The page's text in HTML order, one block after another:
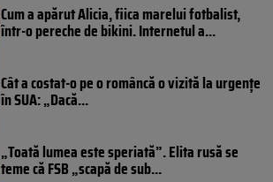
Cum a apărut Alicia, fiica marelui fotbalist,
într-o pereche de bikini. Internetul a...
Cât a costat-o pe o româncă o vizită la urgențe
în SUA: „Dacă...
„Toată lumea este speriată”. Elita rusă se
teme că FSB „scapă de sub...